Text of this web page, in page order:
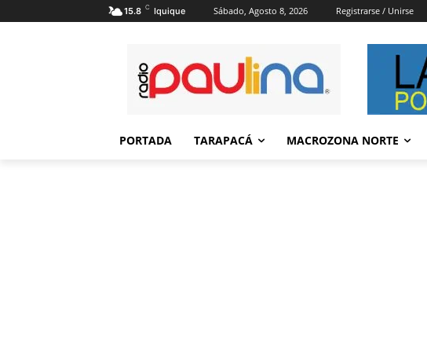
15.8 C Iquique Sábado, Agosto 8, 2026 Registrarse / Unirse
PORTADA TARAPACÁ MACROZONA NORTE